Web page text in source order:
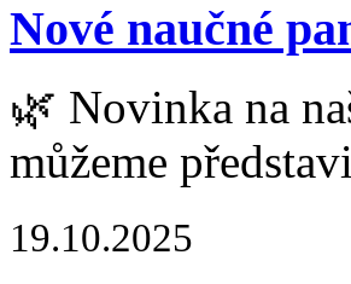
Nové naučné
🌿 Novinka na
můžeme
19.10.2025